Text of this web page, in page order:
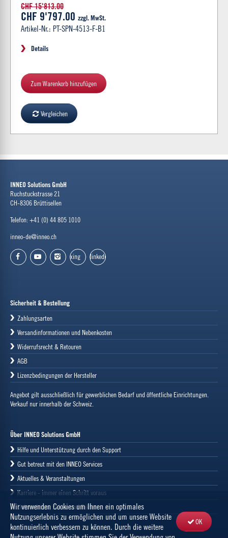
CHF 15'813.00
CHF 9'797.00 zzgl. MwSt.
Artikel-Nr.: PT-SPN-4513-F-B1
Details
Zum Warenkorb hinzufügen
Vergleichen
INNEO Solutions GmbH
Ruchstuckstrasse 21
CH-8306 Brüttisellen
Telefon: +41 (0) 44 805 1010
inneo-de@inneo.ch
xing linkedin
Sicherheit & Bestellung
Zahlungsarten
Versandinformationen und Nebenkosten
Widerrufsrecht & Retouren
AGB
Lizenzbedingungen der Hersteller
Angebot gilt ausschließlich für gewerblichen Bedarf und öffentliche Einrichtungen.
Verkauf nur innerhalb der Schweiz.
Über INNEO Solutions GmbH
Hilfe und Unterstützung durch den Support
Gut betreut mit den INNEO Services
Aktuelles & Veranstaltungen
Karriere - immer einen Schritt voraus
Unternehmen, Zahlen und Fakten
Wir verwenden Cookies um Ihnen ein optimales
Nutzungserlebnis zu ermöglichen und um unsere Website
kontinuierlich verbessern zu können. Durch die weitere
OK